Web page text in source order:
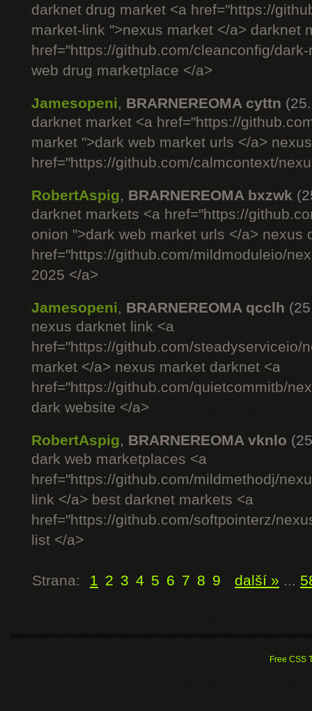
darknet drug market <a href="https://
market-link ">nexus market </a> darknet
href="https://github.com/cleanconfig/
web drug marketplace </a>
Jamesopeni, BRARNEREOMA cyttn
darknet market <a href="https://
market ">dark web market urls </a>
href="https://github.com/calmcontext/
RobertAspig, BRARNEREOMA bxzwk
darknet markets <a href="https://
onion ">dark web market urls </a> nexus
href="https://github.com/mildmoduleio/
2025 </a>
Jamesopeni, BRARNEREOMA qcclh
nexus darknet link <a
href="https://github.com/steadyserviceio/
market </a> nexus market darknet <a
href="https://github.com/quietcommitb/
dark website </a>
RobertAspig, BRARNEREOMA vknlo
dark web marketplaces <a
href="https://github.com/mildmethodj/
link </a> best darknet markets <a
href="https://github.com/softpointerz/
list </a>
Strana: 1 2 3 4 5 6 7 8 9 další » ...
Free CSS